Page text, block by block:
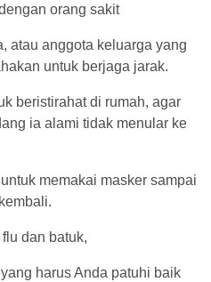
orang sakit
atau anggota keluarga yang
untuk berjaga jarak.
beristirahat di rumah, agar
ia alami tidak menular ke
memakai masker sampai
dan batuk,
harus Anda patuhi baik